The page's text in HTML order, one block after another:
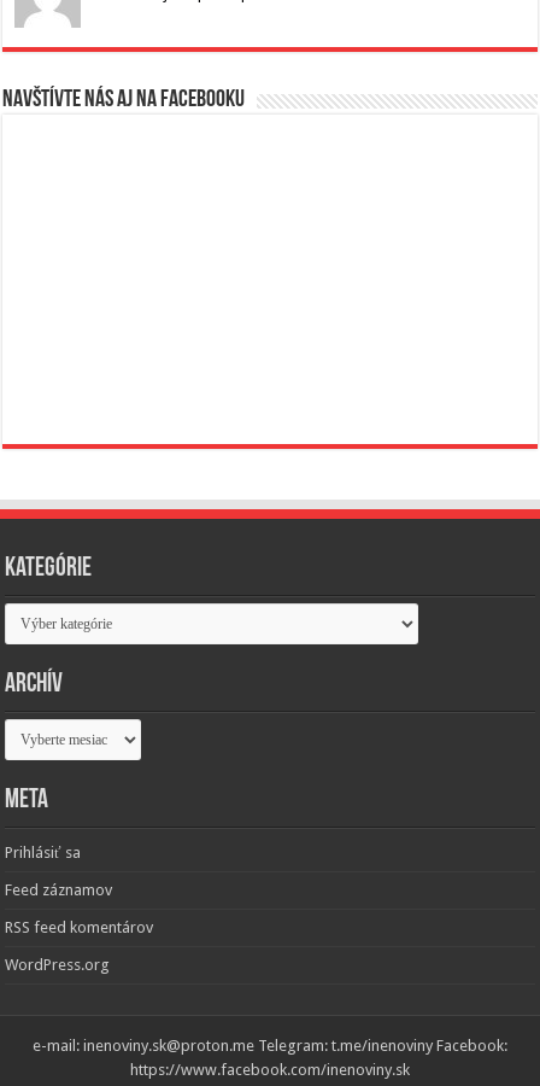
Navštívte nás aj na Facebooku
Kategórie
Kategórie
Archív
Archív
Meta
Prihlásiť sa
Feed záznamov
RSS feed komentárov
WordPress.org
e-mail: inenoviny.sk@proton.me Telegram: t.me/inenoviny Facebook:
https://www.facebook.com/inenoviny.sk